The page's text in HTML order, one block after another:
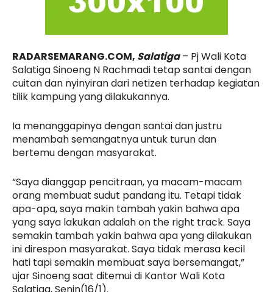
RADARSEMARANG.COM, Salatiga– Pj Wali Kota
Salatiga Sinoeng N Rachmadi tetap santai dengan
cuitan dan nyinyiran dari netizen terhadap kegiatan
tilik kampung yang dilakukannya.
Ia menanggapinya dengan santai dan justru
menambah semangatnya untuk turun dan
bertemu dengan masyarakat.
“Saya dianggap pencitraan, ya macam-macam
orang membuat sudut pandang itu. Tetapi tidak
apa-apa, saya makin tambah yakin bahwa apa
yang saya lakukan adalah on the right track. Saya
semakin tambah yakin bahwa apa yang dilakukan
ini direspon masyarakat. Saya tidak merasa kecil
hati tapi semakin membuat saya bersemangat,”
ujar Sinoeng saat ditemui di Kantor Wali Kota